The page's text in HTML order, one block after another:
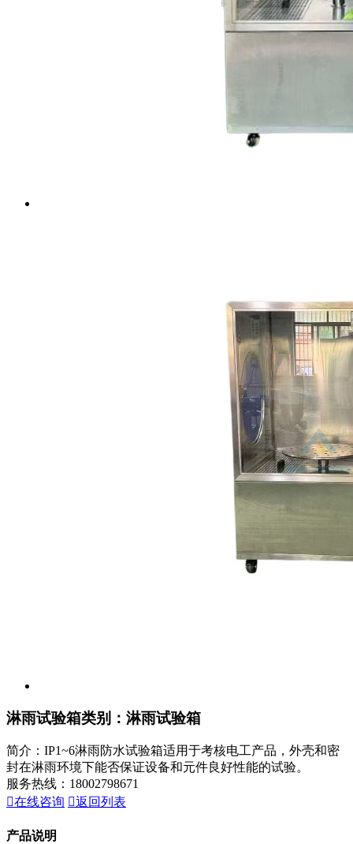
淋雨试验箱类别：淋雨试验箱
简介：IP1~6淋雨防水试验箱适用于考核电工产品，外壳和密
封在淋雨环境下能否保证设备和元件良好性能的试验。
服务热线：18002798671
在线咨询 返回列表
产品说明